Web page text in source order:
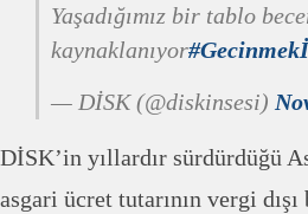
Yaşadığımız bir tablo
kaynaklanıyor
— DİSK (@diskinsesi)
DİSK’in yıllardır sürdürdüğü
asgari ücret tutarının vergi